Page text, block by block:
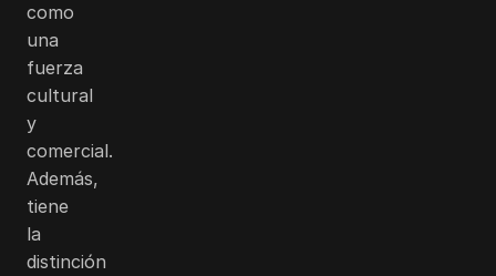
como
una
fuerza
cultural
y
comercial.
Además,
tiene
la
distinción